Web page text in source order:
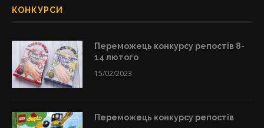
КОНКУРСИ
Переможець конкурсу репостів 8-
14 лютого
15/02/2023
Переможець конкурсу репостів